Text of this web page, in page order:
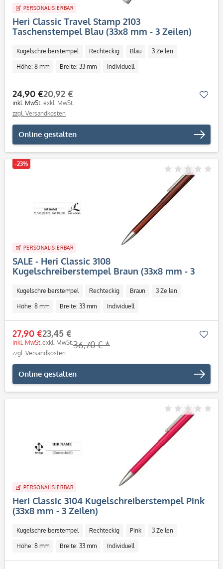
PERSONALISIERBAR
Heri Classic Travel Stamp 2103
Taschenstempel Blau (33x8 mm - 3 Zeilen)
Kugelschreiberstempel Rechteckig Blau 3 Zeilen
Höhe: 8 mm Breite: 33 mm Individuell
24,90 €
inkl. MwSt.
20,92 €
exkl. MwSt.
zzgl. Versandkosten
Online gestalten
-23%
PERSONALISIERBAR
SALE - Heri Classic 3108
Kugelschreiberstempel Braun (33x8 mm - 3
Kugelschreiberstempel Rechteckig Braun 3 Zeilen
Höhe: 8 mm Breite: 33 mm Individuell
27,90 €
inkl. MwSt.
23,45 €
exkl. MwSt.36,70 € *
zzgl. Versandkosten
Online gestalten
PERSONALISIERBAR
Heri Classic 3104 Kugelschreiberstempel Pink
(33x8 mm - 3 Zeilen)
Kugelschreiberstempel Rechteckig Pink 3 Zeilen
Höhe: 8 mm Breite: 33 mm Individuell